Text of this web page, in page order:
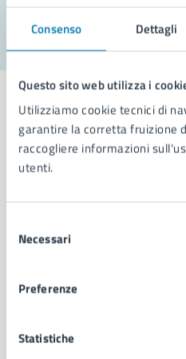
Consenso Dettagli
Questo sito web utilizza i
Utilizziamo cookie tecnici di
garantire la corretta fruizione
raccogliere informazioni
utenti.
delNecessari
Preferenze
Statistiche
Comune di Napoli
Aree amministrative
Uffici
Personale amministrativo